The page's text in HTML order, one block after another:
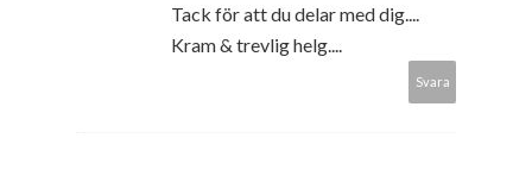
Tack för att du delar med dig....
Kram & trevlig helg....
Svara